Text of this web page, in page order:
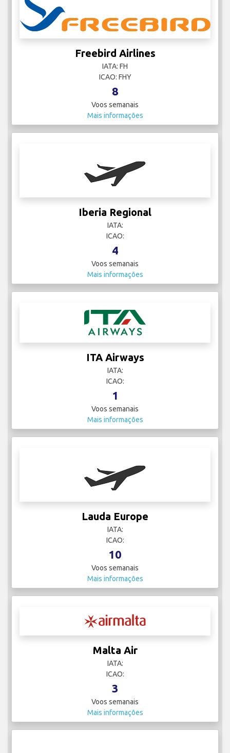
Freebird Airlines
IATA: FH
ICAO: FHY
8
Voos semanais
Mais informações
Iberia Regional
IATA:
ICAO:
4
Voos semanais
Mais informações
ITA Airways
IATA:
ICAO:
1
Voos semanais
Mais informações
Lauda Europe
IATA:
ICAO:
10
Voos semanais
Mais informações
Malta Air
IATA:
ICAO:
3
Voos semanais
Mais informações